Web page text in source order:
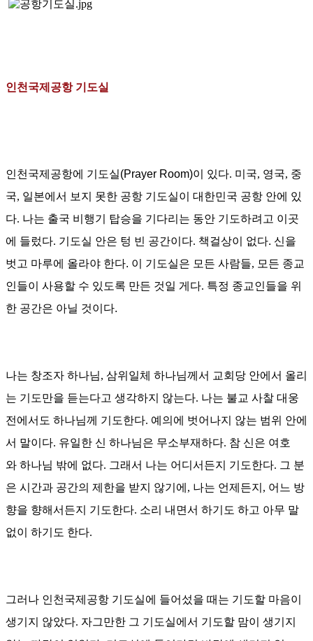
인천국제공항 기도실
인천국제공항에 기도실(Prayer Room)이 있다. 미국, 영국, 중
국, 일본에서 보지 못한 공항 기도실이 대한민국 공항 안에 있
다. 나는 출국 비행기 탑승을 기다리는 동안 기도하려고 이곳
에 들렀다. 기도실 안은 텅 빈 공간이다. 책걸상이 없다. 신을
벗고 마루에 올라야 한다. 이 기도실은 모든 사람들, 모든 종교
인들이 사용할 수 있도록 만든 것일 게다. 특정 종교인들을 위
한 공간은 아닐 것이다.
나는 창조자 하나님, 삼위일체 하나님께서 교회당 안에서 올리
는 기도만을 듣는다고 생각하지 않는다. 나는 불교 사찰 대웅
전에서도 하나님께 기도한다. 예의에 벗어나지 않는 범위 안에
서 말이다. 유일한 신 하나님은 무소부재하다. 참 신은 여호
와 하나님 밖에 없다. 그래서 나는 어디서든지 기도한다. 그 분
은 시간과 공간의 제한을 받지 않기에 , 나는 언제든지 , 어느 방
향을 향해서든지 기도한다. 소리 내면서 하기도 하고 아무 말
없이 하기도 한다.
그러나 인천국제공항 기도실에 들어섰을 때는 기도할 마음이
생기지 않았다. 자그만한 그 기도실에서 기도할 맘이 생기지